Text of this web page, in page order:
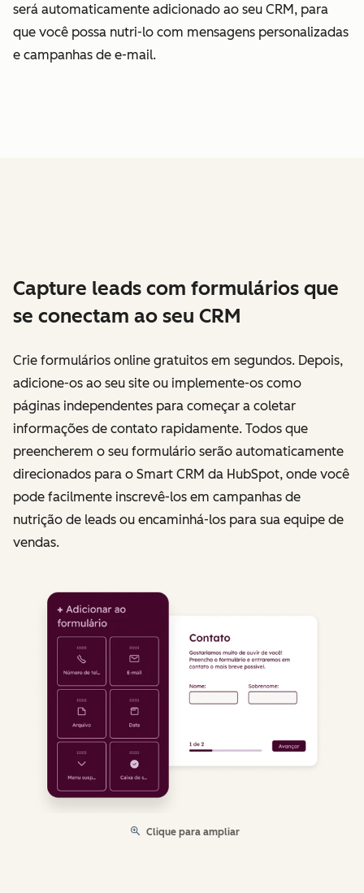
será automaticamente adicionado ao seu CRM, para
que você possa nutri-lo com mensagens personalizadas
e campanhas de e-mail.
Capture leads com formulários que
se conectam ao seu CRM
Crie formulários online gratuitos em segundos. Depois,
adicione-os ao seu site ou implemente-os como
páginas independentes para começar a coletar
informações de contato rapidamente. Todos que
preencherem o seu formulário serão automaticamente
direcionados para o Smart CRM da HubSpot, onde você
pode facilmente inscrevê-los em campanhas de
nutrição de leads ou encaminhá-los para sua equipe de
vendas.
Clique para ampliar